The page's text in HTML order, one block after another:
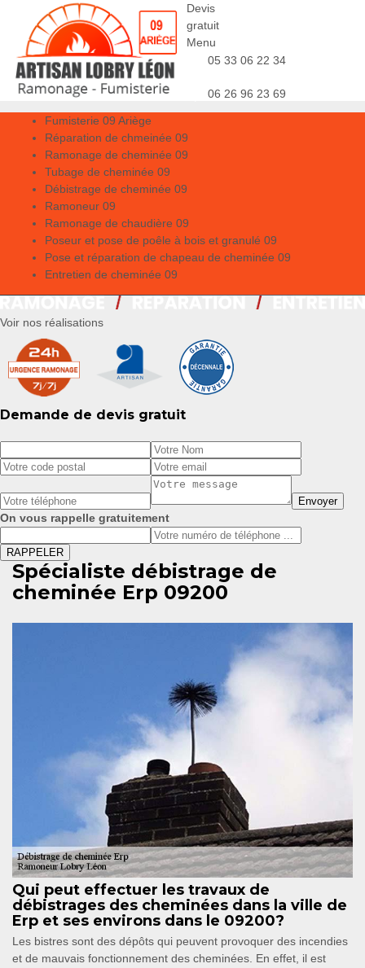
Devis
gratuit
Menu
05 33 06 22 34
06 26 96 23 69
Fumisterie 09 Ariège
Réparation de chmeinée 09
Ramonage de cheminée 09
Tubage de cheminée 09
Débistrage de cheminée 09
Ramoneur 09
Ramonage de chaudière 09
Poseur et pose de poêle à bois et granulé 09
Pose et réparation de chapeau de cheminée 09
Entretien de cheminée 09
Voir nos réalisations
Demande de devis gratuit
On vous rappelle gratuitement
Spécialiste débistrage de
cheminée Erp 09200
Qui peut effectuer les travaux de
débistrages des cheminées dans la ville de
Erp et ses environs dans le 09200?
Les bistres sont des dépôts qui peuvent provoquer des incendies
et de mauvais fonctionnement des cheminées. En effet, il est